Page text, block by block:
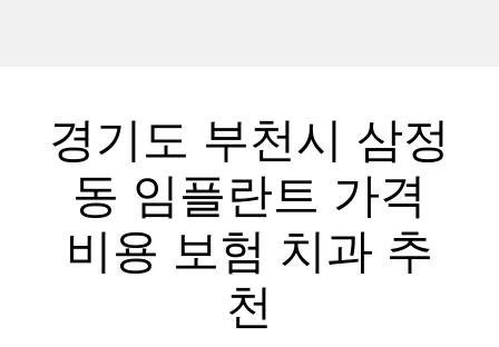
경기도 부천시 삼정
동 임플란트 가격
비용 보험 치과 추
천